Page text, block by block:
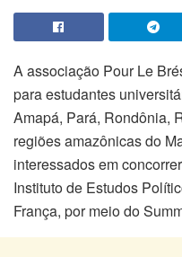
A associação Pour Le
para estudantes
Amapá, Pará, Rondônia,
regiões amazônicas do
interessados em
Instituto de Estudos
França, por meio do